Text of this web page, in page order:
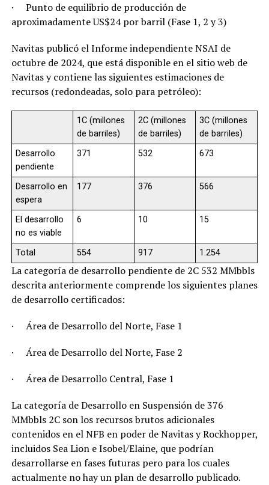
· Punto de equilibrio de producción de
aproximadamente US$24 por barril (Fase 1, 2 y 3)
Navitas publicó el Informe independiente NSAI de
octubre de 2024, que está disponible en el sitio web de
Navitas y contiene las siguientes estimaciones de
recursos (redondeadas, solo para petróleo):
1C (millones
de barriles)
2C (millones
de barriles)
3C (millones
de barriles)
Desarrollo
pendiente
371 532 673
Desarrollo en
espera
177 376 566
El desarrollo
no es viable
6 10 15
Total 554 917 1.254
La categoría de desarrollo pendiente de 2C 532 MMbbls
descrita anteriormente comprende los siguientes planes
de desarrollo certificados:
· Área de Desarrollo del Norte, Fase 1
· Área de Desarrollo del Norte, Fase 2
· Área de Desarrollo Central, Fase 1
La categoría de Desarrollo en Suspensión de 376
MMbbls 2C son los recursos brutos adicionales
contenidos en el NFB en poder de Navitas y Rockhopper,
incluidos Sea Lion e Isobel/Elaine, que podrían
desarrollarse en fases futuras pero para los cuales
actualmente no hay un plan de desarrollo publicado.